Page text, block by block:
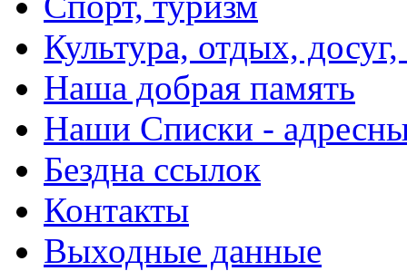
Культура, отдых,
Наша добрая память
Наши Списки -
Бездна ссылок
Контакты
Выходные данные